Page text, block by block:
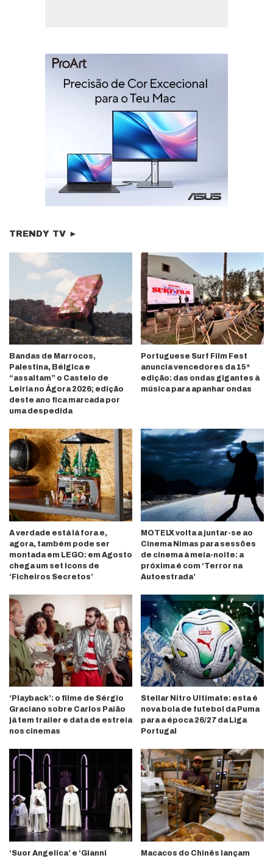
TRENDY TV ►
Bandas de Marrocos,
Palestina, Bélgica e
“assaltam” o Castelo de
Leiria no Ágora 2026; edição
deste ano fica marcada por
uma despedida
Portuguese Surf Film Fest
anuncia vencedores da 15ª
edição: das ondas gigantes à
música para apanhar ondas
A verdade está lá fora e,
agora, também pode ser
montada em LEGO: em Agosto
chega um set Icons de
‘Ficheiros Secretos’
MOTELX volta a juntar-se ao
Cinema Nimas para sessões
de cinema à meia-noite: a
próxima é com ‘Terror na
Autoestrada’
‘Playback’: o filme de Sérgio
Graciano sobre Carlos Paião
já tem trailer e data de estreia
nos cinemas
Stellar Nitro Ultimate: esta é
nova bola de futebol da Puma
para a época 26/27 da Liga
Portugal
‘Suor Angelica’ e ‘Gianni
Macacos do Chinês lançam